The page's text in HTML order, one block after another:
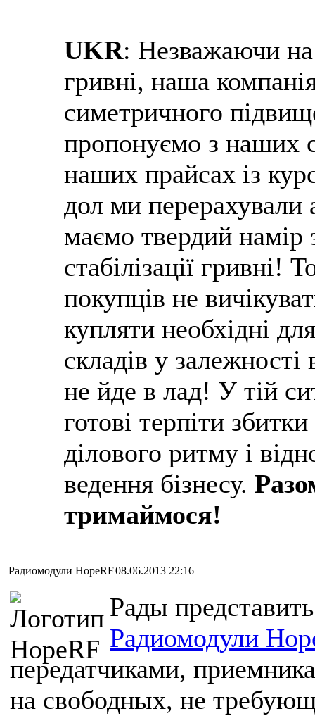
UKR: Незважаючи на
гривні, наша
симетричного
пропонуємо з наших
наших прайсах із
дол ми перерахували
маємо твердий намір
стабілізації гривні!
покупців не
купляти необхідні
складів у залежності
не йде в лад! У тій
готові терпіти
ділового ритму і
ведення бізнесу.
тримаймося!
Радиомодули HopeRF08.06.2013 22:16
Рады
Радиомодули
передатчиками,
на свободных, не